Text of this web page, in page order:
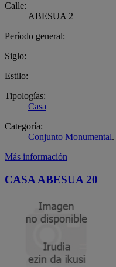
Calle:
ABESUA 2
Período general:
Siglo:
Estilo:
Tipologías:
Casa
Categoría:
Conjunto Monumental.
Más información
CASA ABESUA 20